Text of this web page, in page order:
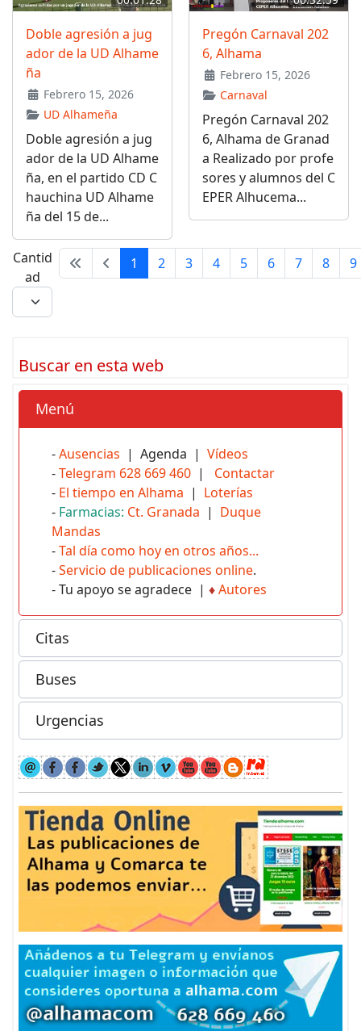
Doble agresión a jug
ador de la UD Alhame
ña
Febrero 15, 2026
UD Alhameña
Doble agresión a jug
ador de la UD Alhame
ña, en el partido CD C
hauchina UD Alhame
ña del 15 de...
Pregón Carnaval 202
6, Alhama
Febrero 15, 2026
Carnaval
Pregón Carnaval 202
6, Alhama de Granad
a Realizado por profe
sores y alumnos del C
EPER Alhucema...
Cantid
ad
1 2 3 4 5 6 7 8 9
Buscar en esta web
Menú
-Ausencias | Agenda | Vídeos
-Telegram 628 669 460 | Contactar
- El tiempo en Alhama | Loterías
- Farmacias: Ct. Granada | Duque
Mandas
-Tal día como hoy en otros años...
-Servicio de publicaciones online.
- Tu apoyo se agradece | ♦Autores
Citas
Buses
Urgencias